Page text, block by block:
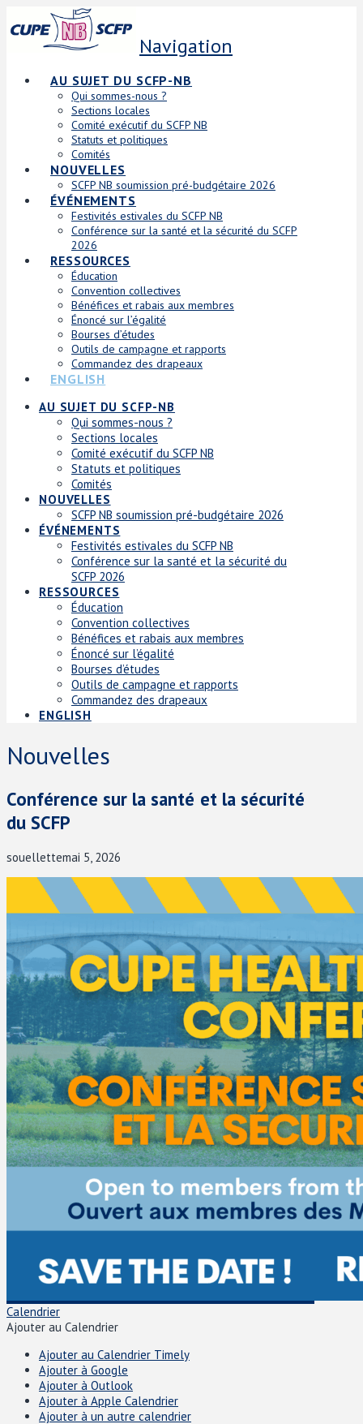
Navigation
AU SUJET DU SCFP-NB
Qui sommes-nous ?
Sections locales
Comité exécutif du SCFP NB
Statuts et politiques
Comités
NOUVELLES
SCFP NB soumission pré-budgétaire 2026
ÉVÉNEMENTS
Festivités estivales du SCFP NB
Conférence sur la santé et la sécurité du SCFP
2026
RESSOURCES
Éducation
Convention collectives
Bénéfices et rabais aux membres
Énoncé sur l’égalité
Bourses d’études
Outils de campagne et rapports
Commandez des drapeaux
ENGLISH
AU SUJET DU SCFP-NB
Qui sommes-nous ?
Sections locales
Comité exécutif du SCFP NB
Statuts et politiques
Comités
NOUVELLES
SCFP NB soumission pré-budgétaire 2026
ÉVÉNEMENTS
Festivités estivales du SCFP NB
Conférence sur la santé et la sécurité du
SCFP 2026
RESSOURCES
Éducation
Convention collectives
Bénéfices et rabais aux membres
Énoncé sur l’égalité
Bourses d’études
Outils de campagne et rapports
Commandez des drapeaux
ENGLISH
Nouvelles
Conférence sur la santé et la sécurité
du SCFP
souellettemai 5, 2026
Calendrier
Ajouter au Calendrier
Ajouter au Calendrier Timely
Ajouter à Google
Ajouter à Outlook
Ajouter à Apple Calendrier
Ajouter à un autre calendrier